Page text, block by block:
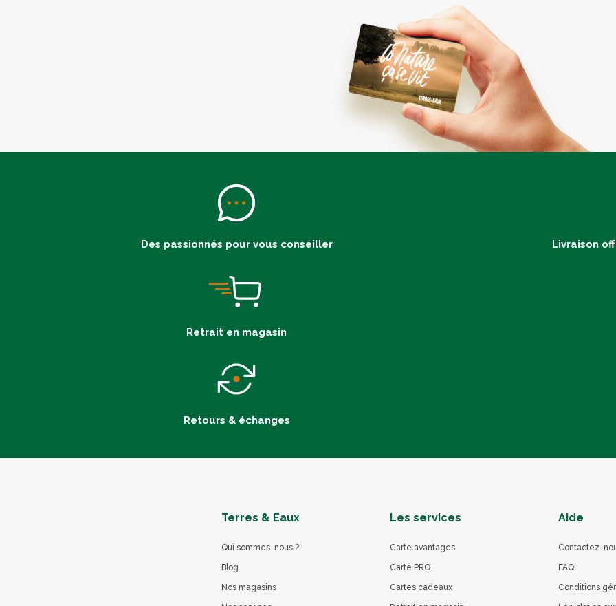
Des passionnés pour vous conseiller Livraison
Retrait en magasin
Retours & échanges
Terres & Eaux
Qui sommes-nous ?
Blog
Nos magasins
Les services
Carte avantages
Carte PRO
Cartes cadeaux
Aide
Contactez-
FAQ
Conditions